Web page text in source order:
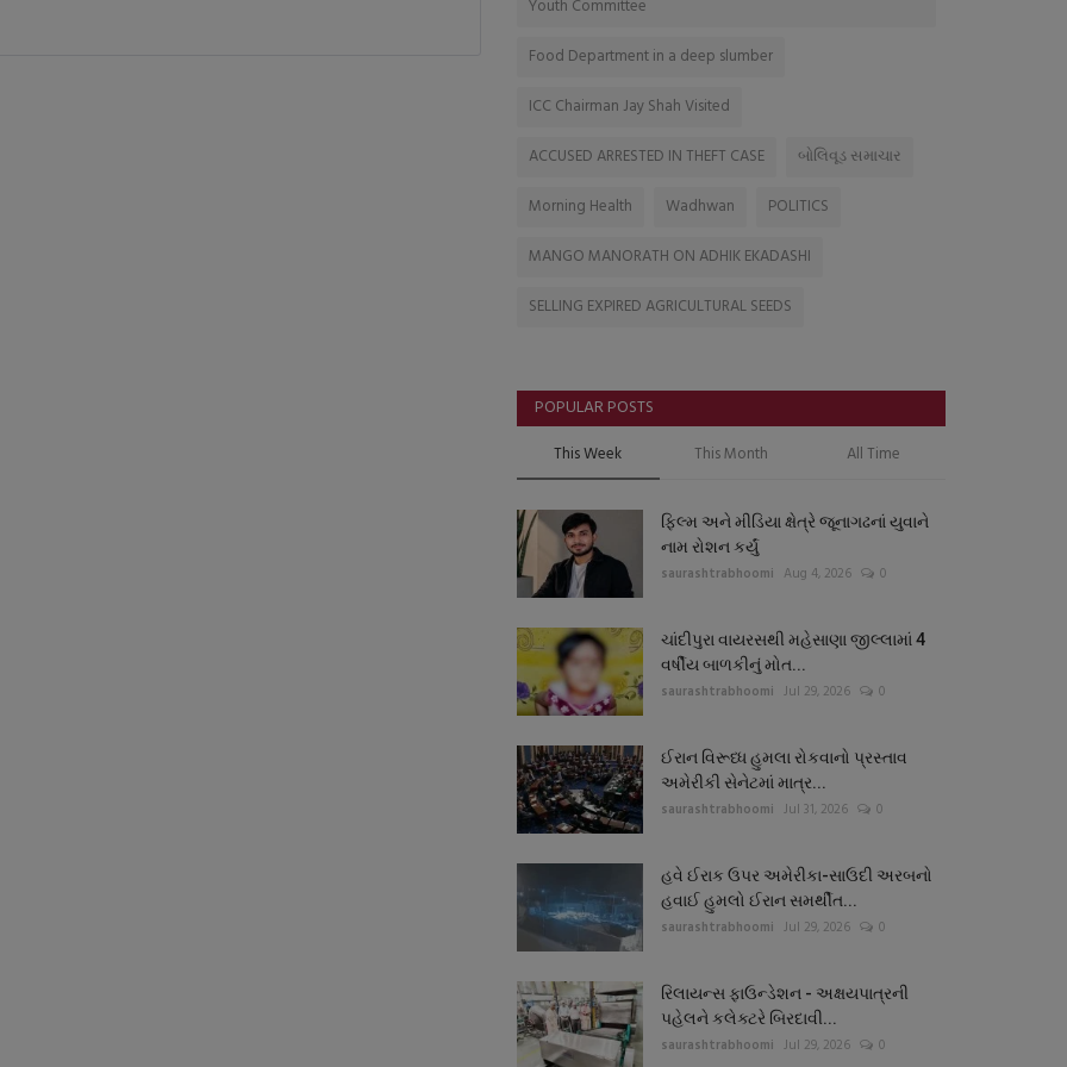
Youth Committee
Food Department in a deep slumber
ICC Chairman Jay Shah Visited
ACCUSED ARRESTED IN THEFT CASE
બોલિવૂડ સમાચાર
Morning Health
Wadhwan
POLITICS
MANGO MANORATH ON ADHIK EKADASHI
SELLING EXPIRED AGRICULTURAL SEEDS
POPULAR POSTS
This Week This Month All Time
ફિલ્મ અને મીડિયા ક્ષેત્રે જૂનાગઢનાં યુવાને
નામ રોશન કર્યું
saurashtrabhoomi Aug 4, 2026 0
ચાંદીપુરા વાયરસથી મહેસાણા જીલ્લામાં 4
વર્ષીય બાળકીનું મોત...
saurashtrabhoomi Jul 29, 2026 0
ઈરાન વિરૂધ્ધ હુમલા રોકવાનો પ્રસ્તાવ
અમેરીકી સેનેટમાં માત્ર...
saurashtrabhoomi Jul 31, 2026 0
હવે ઈરાક ઉપર અમેરીકા-સાઉદી અરબનો
હવાઈ હુમલો ઈરાન સમર્થીત...
saurashtrabhoomi Jul 29, 2026 0
રિલાયન્સ ફાઉન્ડેશન - અક્ષયપાત્રની
પહેલને કલેક્ટરે બિરદાવી...
saurashtrabhoomi Jul 29, 2026 0